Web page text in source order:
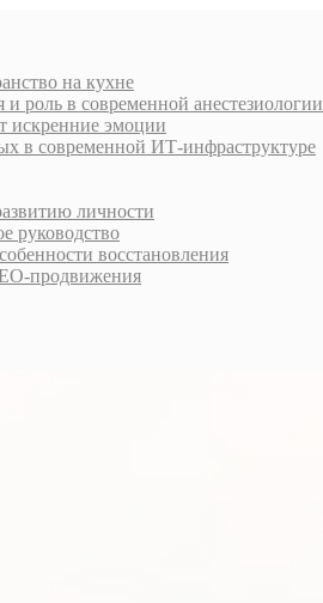
на кухне
роль в современной анестезиологии
искренние эмоции
в современной ИТ-инфраструктуре
личности
руководство
восстановления
продвижения